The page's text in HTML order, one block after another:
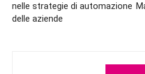
nelle strategie di automazione
delle aziende